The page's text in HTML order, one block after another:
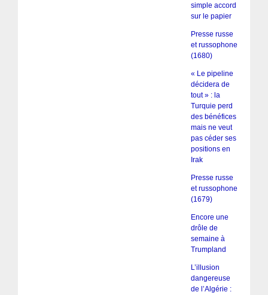
simple accord
sur le papier
Presse russe
et russophone
(1680)
« Le pipeline
décidera de
tout » : la
Turquie perd
des bénéfices
mais ne veut
pas céder ses
positions en
Irak
Presse russe
et russophone
(1679)
Encore une
drôle de
semaine à
Trumpland
L’illusion
dangereuse
de l’Algérie :